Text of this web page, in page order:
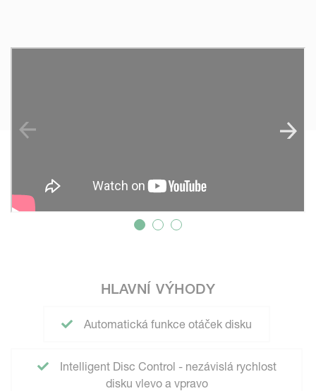
HLAVNÍ VÝHODY
Automatická funkce otáček disku
Intelligent Disc Control - nezávislá rychlost
disku vlevo a vpravo